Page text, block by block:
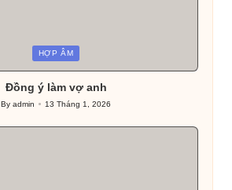
HỢP ÂM
Đồng ý làm vợ anh
Posted
Byadmin 13 Tháng 1, 2026